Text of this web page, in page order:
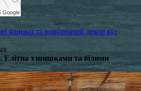
ялинки та новорічний декор від
з шишками та білими